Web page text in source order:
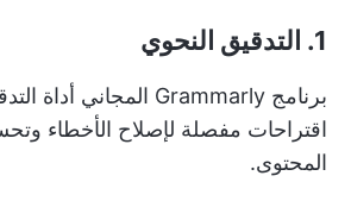
1. التدقيق النحوي
برنامج Grammarly المجاني أداة
اقتراحات مفصلة لإصلاح الأخطاء
المحتوى.